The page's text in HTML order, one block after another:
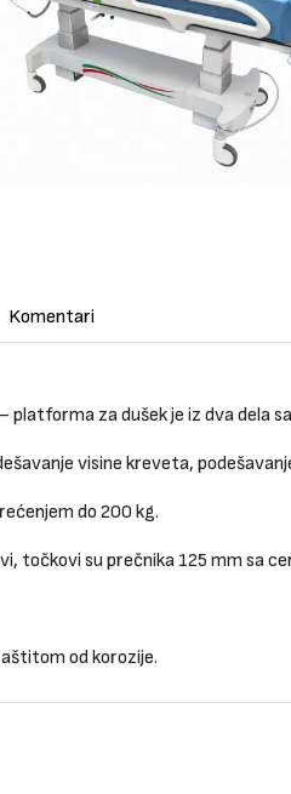
Komentari
za dušek je iz dva dela
visine kreveta,
do 200 kg.
točkovi su prečnika 125 mm sa
od korozije.